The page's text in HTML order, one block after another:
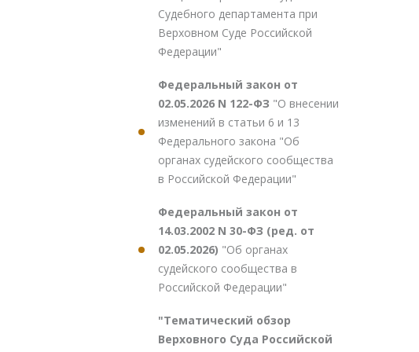
Судебного департамента при
Верховном Суде Российской
Федерации"
Федеральный закон от
02.05.2026 N 122-ФЗ "О внесении
изменений в статьи 6 и 13
Федерального закона "Об
органах судейского сообщества
в Российской Федерации"
Федеральный закон от
14.03.2002 N 30-ФЗ (ред. от
02.05.2026) "Об органах
судейского сообщества в
Российской Федерации"
"Тематический обзор
Верховного Суда Российской